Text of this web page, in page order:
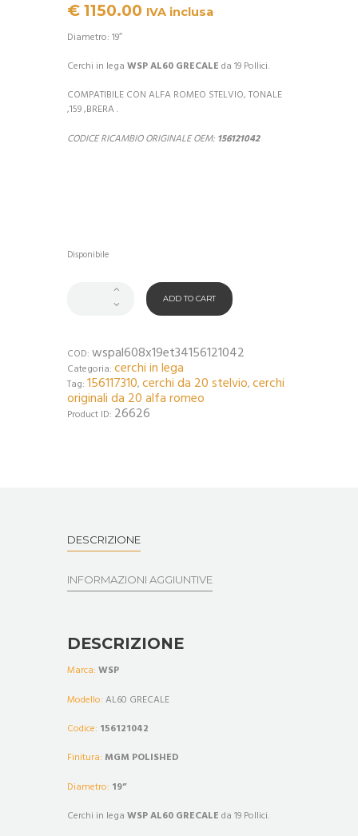
€ 1150.00 IVA inclusa
Diametro: 19″
Cerchi in lega WSP AL60 GRECALE da 19 Pollici.
COMPATIBILE CON ALFA ROMEO STELVIO, TONALE
,159 ,BRERA .
CODICE RICAMBIO ORIGINALE OEM: 156121042
Disponibile
ADD TO CART
COD: wspal608x19et34156121042
Categoria: cerchi in lega
Tag: 156117310, cerchi da 20 stelvio, cerchi
originali da 20 alfa romeo
Product ID: 26626
DESCRIZIONE
INFORMAZIONI AGGIUNTIVE
DESCRIZIONE
Marca: WSP
Modello: AL60 GRECALE
Codice: 156121042
Finitura: MGM POLISHED
Diametro: 19”
Cerchi in lega WSP AL60 GRECALE da 19 Pollici.